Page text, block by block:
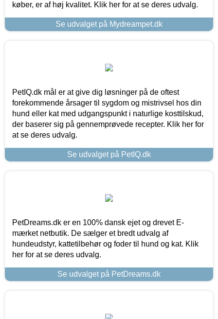
køber, er af høj kvalitet. Klik her for at se deres udvalg.
Se udvalget på Mydreampet.dk
PetIQ.dk mål er at give dig løsninger på de oftest
forekommende årsager til sygdom og mistrivsel hos din
hund eller kat med udgangspunkt i naturlige kosttilskud,
der baserer sig på gennemprøvede recepter. Klik her for
at se deres udvalg.
Se udvalget på PetIQ.dk
PetDreams.dk er en 100% dansk ejet og drevet E-
mærket netbutik. De sælger et bredt udvalg af
hundeudstyr, kattetilbehør og foder til hund og kat. Klik
her for at se deres udvalg.
Se udvalget på PetDreams.dk